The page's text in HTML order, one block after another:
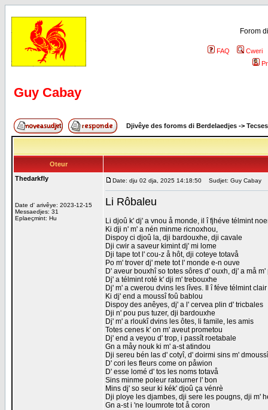
Forom
FAQ
Cweri
Guy Cabay
Djivêye des foroms di Berdelaedjes ->
Oteur
Thedarkfly
Date d' arivêye: 2023-12-15
Messaedjes: 31
Eplaeçmint: Hu
Date: dju 02 dja, 2025 14:18:50 Sudjet: Guy Cabay
Li Rôbaleu
Li djoû k' dj' a vnou å monde, il î fjhéve télmint
Ki dji n' m' a nén minme ricnoxhou,
Dispoy ci djoû la, dji bardouxhe, dji cavale
Dji cwir a saveur kimint dj' mi lome
Dji tape tot l' cou-z å hôt, dji coteye totavå
Po m' trover dj' mete tot l' monde e-n ouve
D' aveur bouxhî so totes sôres d' ouxh, dj' a må m'
Dj' a télmint roté k' dji m' trebouxhe
Dj' m' a cwerou dvins les lîves. Il î féve télmint clair
Ki dj' end a moussî foû bablou
Dispoy des anêyes, dj' a l' cervea plin d' tricbales
Dji n' pou pus tuzer, dji bardouxhe
Dj' m' a rloukî dvins les ôtes, li famile, les amis
Totes cenes k' on m' aveut prometou
Dj' end a veyou d' trop, i passît roetabale
Gn a måy nouk ki m' a-st atindou
Dji sereu bén las d' cotyî, d' doirmi sins m' dmoussî
D' cori les fleurs come on påwion
D' esse lomé d' tos les noms totavå
Sins minme poleur ratourner l' bon
Mins dj' so seur ki kék' djoû ça vénrè
Dji ploye les djambes, dji sere les pougns, dji m'
Gn a-st i 'ne loumrote tot å coron